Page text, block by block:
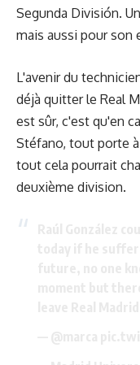
Segunda División.
mais aussi pour son
L'avenir du
déjà quitter le Real
est sûr, c'est qu'en
Stéfano, tout porte
tout cela pourrait
deuxième division.